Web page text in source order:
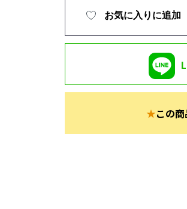
お気に入りに追加
★この